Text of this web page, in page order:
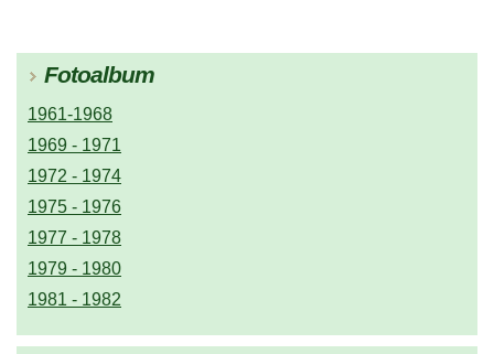
Fotoalbum
1961-1968
1969 - 1971
1972 - 1974
1975 - 1976
1977 - 1978
1979 - 1980
1981 - 1982